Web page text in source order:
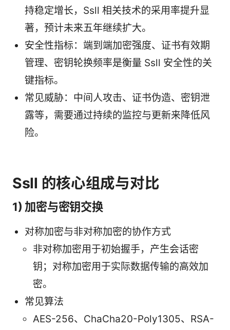
持稳定增长，Ssll 相关技术的采用率提升显
著，预计未来五年继续扩大。
安全性指标：端到端加密强度、证书有效期
管理、密钥轮换频率是衡量 Ssll 安全性的关
键指标。
常见威胁：中间人攻击、证书伪造、密钥泄
露等，需要通过持续的监控与更新来降低风
险。
Ssll 的核心组成与对比
1) 加密与密钥交换
对称加密与非对称加密的协作方式
非对称加密用于初始握手，产生会话密
钥；对称加密用于实际数据传输的高效加
密。
常见算法
AES-256、ChaCha20-Poly1305、RSA-